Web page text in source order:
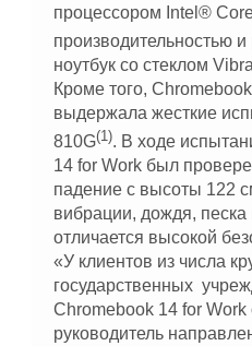
процессором Intel®
производительностью
ноутбук со стеклом
Кроме того,
выдержала жесткие
810G(1). В ходе
14 for Work был
падение с высоты 122
вибрации, дождя,
отличается высокой
«У клиентов из числа
государственных
Chromebook 14 for
руководитель